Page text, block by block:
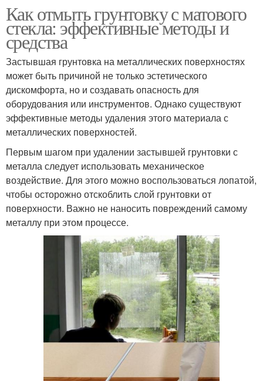
Как отмыть грунтовку с матового
стекла: эффективные методы и
средства
Застывшая грунтовка на металлических поверхностях
может быть причиной не только эстетического
дискомфорта, но и создавать опасность для
оборудования или инструментов. Однако существуют
эффективные методы удаления этого материала с
металлических поверхностей.
Первым шагом при удалении застывшей грунтовки с
металла следует использовать механическое
воздействие. Для этого можно воспользоваться лопатой,
чтобы осторожно отскоблить слой грунтовки от
поверхности. Важно не наносить повреждений самому
металлу при этом процессе.